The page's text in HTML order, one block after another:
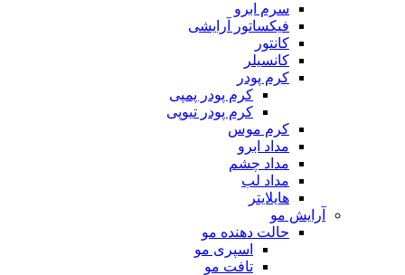
سرم ابرو
فیکساتور آرایشی
کانتور
کانسیلر
کرم پودر
کرم پودر پمپی
کرم پودر تیوپی
کرم موس
مداد ابرو
مداد چشم
مداد لب
هایلایتر
آرایش مو
حالت دهنده مو
اسپری مو
تافت مو